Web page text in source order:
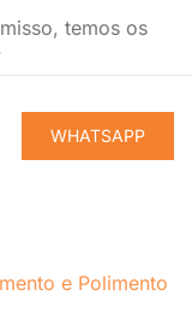
temos os
WHATSAPP
e Polimento